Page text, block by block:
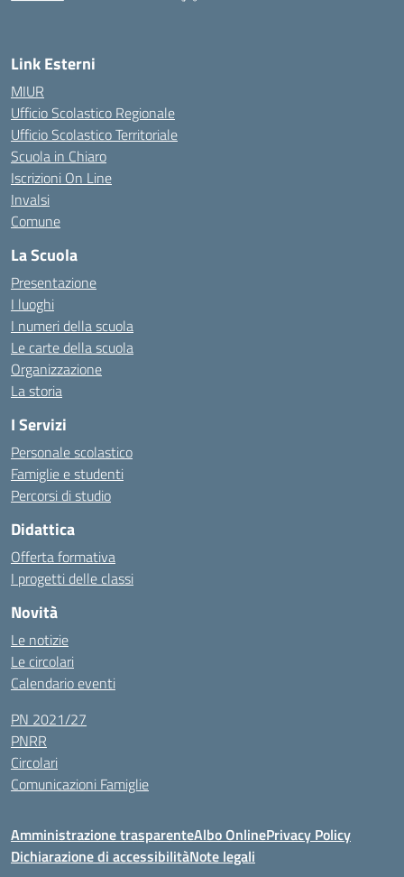
Link Esterni
MIUR
Ufficio Scolastico Regionale
Ufficio Scolastico Territoriale
Scuola in Chiaro
Iscrizioni On Line
Invalsi
Comune
La Scuola
Presentazione
I luoghi
I numeri della scuola
Le carte della scuola
Organizzazione
La storia
I Servizi
Personale scolastico
Famiglie e studenti
Percorsi di studio
Didattica
Offerta formativa
I progetti delle classi
Novità
Le notizie
Le circolari
Calendario eventi
PN 2021/27
PNRR
Circolari
Comunicazioni Famiglie
Amministrazione trasparenteAlbo OnlinePrivacy Policy
Dichiarazione di accessibilitàNote legali